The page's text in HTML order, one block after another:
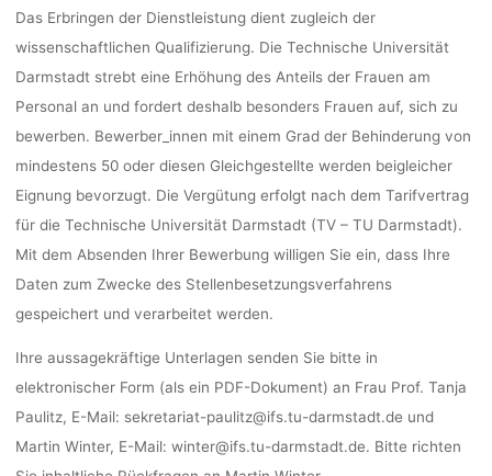
Das Erbringen der Dienstleistung dient zugleich der
wissenschaftlichen Qualifizierung. Die Technische Universität
Darmstadt strebt eine Erhöhung des Anteils der Frauen am
Personal an und fordert deshalb besonders Frauen auf, sich zu
bewerben. Bewerber_innen mit einem Grad der Behinderung von
mindestens 50 oder diesen Gleichgestellte werden beigleicher
Eignung bevorzugt. Die Vergütung erfolgt nach dem Tarifvertrag
für die Technische Universität Darmstadt (TV – TU Darmstadt).
Mit dem Absenden Ihrer Bewerbung willigen Sie ein, dass Ihre
Daten zum Zwecke des Stellenbesetzungsverfahrens
gespeichert und verarbeitet werden.
Ihre aussagekräftige Unterlagen senden Sie bitte in
elektronischer Form (als ein PDF-Dokument) an Frau Prof. Tanja
Paulitz, E-Mail: sekretariat-paulitz@ifs.tu-darmstadt.de und
Martin Winter, E-Mail: winter@ifs.tu-darmstadt.de. Bitte richten